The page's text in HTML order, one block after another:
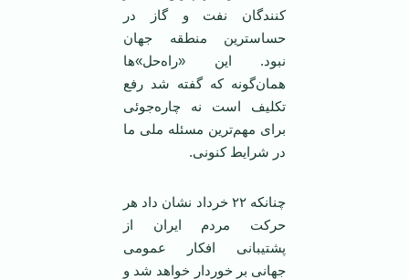
کنندگان نفت و گاز در
حساسترین منطقه جهان
نبود. این «راه‌حل»‌ها‌‌
همان‌گونه که گفته شد رفع
تکلیف است نه چاره‌جوئی
برای مهم‌ترین مسئله ملی ما
در شرایط کنونی.
چنانکه ۲۲ خرداد نشان داد هر
حرکت مردم ایران از
پشتیبانی افکار عمومی‌
جهانی بر خوردار خواهد شد و